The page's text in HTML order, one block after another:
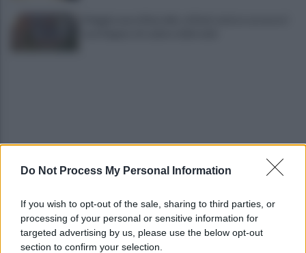
Do Not Process My Personal Information
If you wish to opt-out of the sale, sharing to third parties, or
processing of your personal or sensitive information for
targeted advertising by us, please use the below opt-out
section to confirm your selection.
Benevento: disagi nell’erogazione idrica a San
Benevento-Ravenna, Floro Flores: "Obiettivo
salvezza. Abbiamo la fame di sempre"